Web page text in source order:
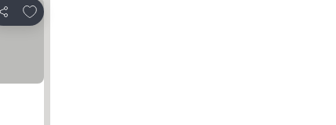
Partilhar
Adicionar aos favoritos